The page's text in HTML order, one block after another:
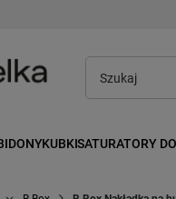
KUBKISATURATORY